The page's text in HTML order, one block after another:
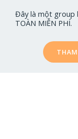
Đây là một group
TOÀN MIỄN PHÍ.